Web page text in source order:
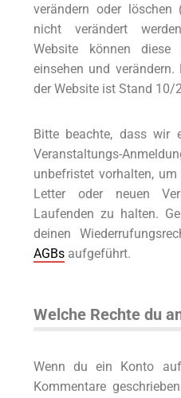
verändern oder löschen
nicht verändert
Website können diese
einsehen und
der Website ist Stand 10/
Bitte beachte, dass wir
Veranstaltungs-
unbefristet vorhalten,
Letter oder neuen
Laufenden zu halten.
deinen
AGBs aufgeführt.
Welche Rechte du
Wenn du ein Konto
Kommentare